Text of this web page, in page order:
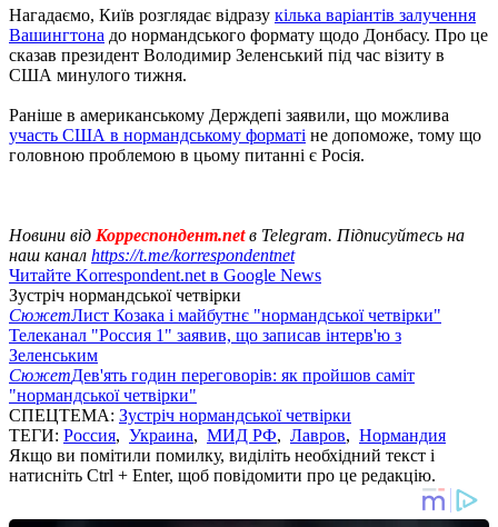
Нагадаємо, Київ розглядає відразу кілька варіантів залучення
Вашингтона до нормандського формату щодо Донбасу. Про це
сказав президент Володимир Зеленський під час візиту в
США минулого тижня.
Раніше в американському Держдепі заявили, що можлива
участь США в нормандському форматі не допоможе, тому що
головною проблемою в цьому питанні є Росія.
Новини від Корреспондент.netв Telegram. Підписуйтесь на
наш канал https://t.me/korrespondentnet
Читайте Korrespondent.net в Google News
Зустріч нормандської четвірки
СюжетЛист Козака і майбутнє "нормандської четвірки"
Телеканал "Россия 1" заявив, що записав інтерв'ю з
Зеленським
СюжетДев'ять годин переговорів: як пройшов саміт
"нормандської четвірки"
СПЕЦТЕМА: Зустріч нормандської четвірки
ТЕГИ: Россия, Украина, МИД РФ, Лавров, Нормандия
Якщо ви помітили помилку, виділіть необхідний текст і
натисніть Ctrl + Enter, щоб повідомити про це редакцію.